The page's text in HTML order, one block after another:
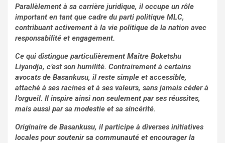
k
p
Parallèlement à sa carrière juridique, il occupe un rôle
important en tant que cadre du parti politique MLC,
contribuant activement à la vie politique de la nation avec
responsabilité et engagement.
Ce qui distingue particulièrement Maître Boketshu
Liyandja, c’est son humilité. Contrairement à certains
avocats de Basankusu, il reste simple et accessible,
attaché à ses racines et à ses valeurs, sans jamais céder à
l’orgueil. Il inspire ainsi non seulement par ses réussites,
mais aussi par sa modestie et sa sincérité.
Originaire de Basankusu, il participe à diverses initiatives
locales pour soutenir sa communauté et encourager la